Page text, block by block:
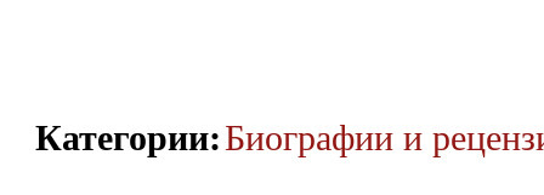
Категории:Биографии и